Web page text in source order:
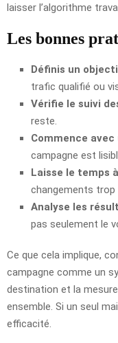
laisser l’algorithme
Les bonnes
Définis un
trafic qualifié ou
Vérifie le suivi
reste.
Commence
campagne est
Laisse le temps
changements trop
Analyse les
pas seulement le
Ce que cela implique,
campagne comme un
destination et la
ensemble. Si un seul
efficacité.